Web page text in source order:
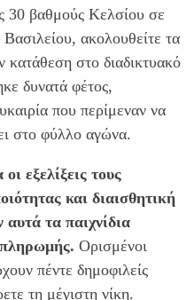
30 βαθμούς Κελσίου σε
ακολουθείτε τα
κατάθεση στο διαδικτυακό
δυνατά φέτος,
που περίμεναν να
στο φύλλο αγώνα.
εξελίξεις τους
και διαισθητική
τα παιχνίδια
πληρωμής. Ορισμένοι
πέντε δημοφιλείς
τη μέγιστη νίκη.